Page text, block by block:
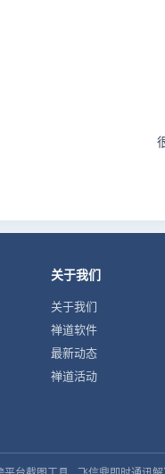
关于我们
关于我们
禅道软件
最新动态
禅道活动